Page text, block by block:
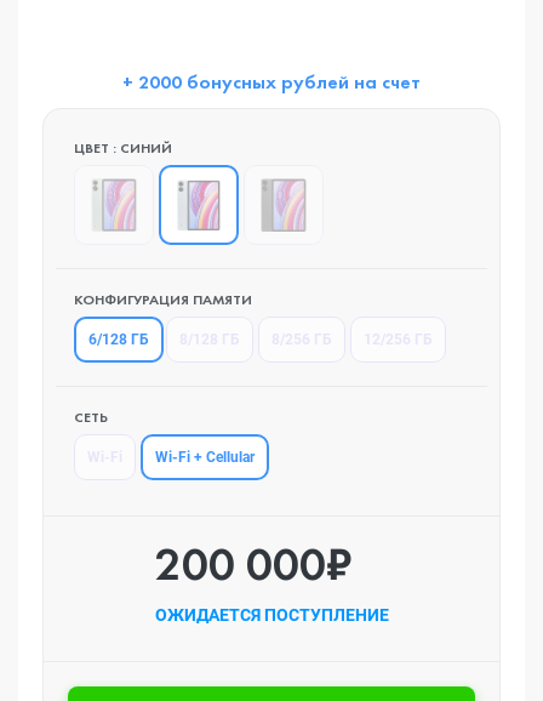
+ 2000 бонусных рублей на счет
ЦВЕТ : СИНИЙ
КОНФИГУРАЦИЯ ПАМЯТИ
6/128 ГБ
СЕТЬ
Wi-Fi + Cellular
200 000₽
ОЖИДАЕТСЯ ПОСТУПЛЕНИЕ